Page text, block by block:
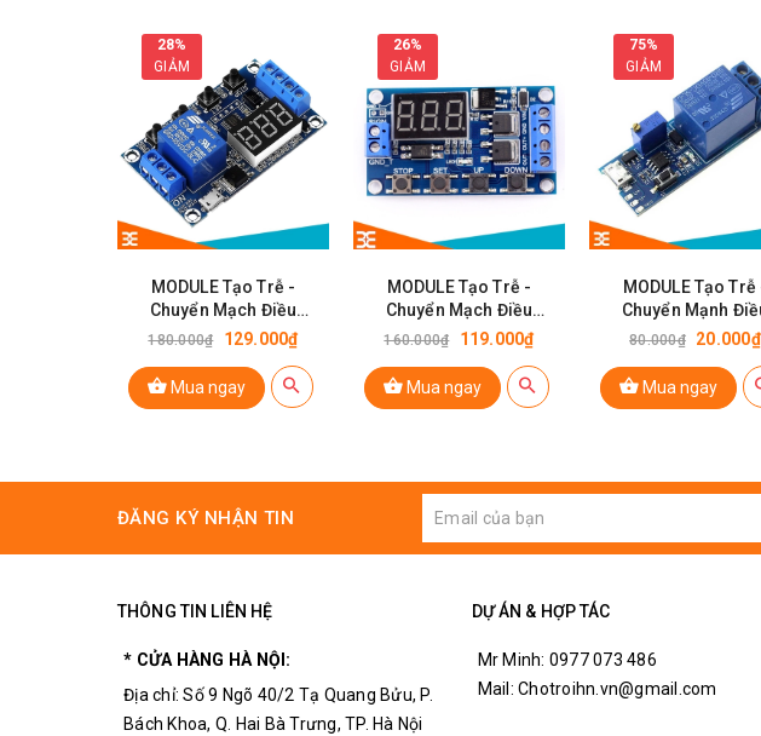
28%
GIẢM
MODULE Tạo Trễ -
Chuyển Mạch Điều
Khiển Relay 5V V2
180.000₫ 129.000₫
Mua ngay
26%
GIẢM
MODULE Tạo Trễ -
Chuyển Mạch Điều
Khiển MOSFET XY-J04
160.000₫ 119.000₫
Mua ngay
75%
GIẢM
MODULE Tạo Trễ
Chuyển Mạnh
Khiển Relay Input
80.000₫ 20.000₫
Mua ngay
ĐĂNG KÝ NHẬN TIN
THÔNG TIN LIÊN HỆ
* CỬA HÀNG HÀ NỘI:
Địa chỉ: Số 9 Ngõ 40/2 Tạ Quang Bửu, P.
Bách Khoa, Q. Hai Bà Trưng, TP. Hà Nội
DỰ ÁN & HỢP TÁC
Mr Minh: 0977 073 486
Mail: Chotroihn.vn@gmail.com